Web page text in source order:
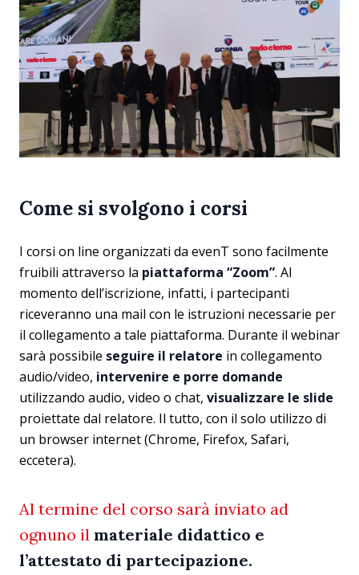
Come si svolgono i corsi
I corsi on line organizzati da evenT sono facilmente
fruibili attraverso la piattaforma “Zoom”. Al
momento dell’iscrizione, infatti, i partecipanti
riceveranno una mail con le istruzioni necessarie per
il collegamento a tale piattaforma. Durante il webinar
sarà possibile seguire il relatore in collegamento
audio/video, intervenire e porre domande
utilizzando audio, video o chat, visualizzare le slide
proiettate dal relatore. Il tutto, con il solo utilizzo di
un browser internet (Chrome, Firefox, Safari,
eccetera).
Al termine del corso sarà inviato ad
ognuno il materiale didattico e
l’attestato di partecipazione.